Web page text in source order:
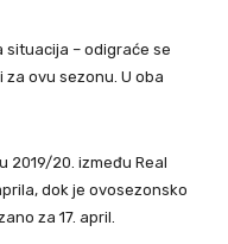
situacija – odigraće se
za ovu sezonu. U oba
2019/20. između Real
dok je ovosezonsko
za 17. april.